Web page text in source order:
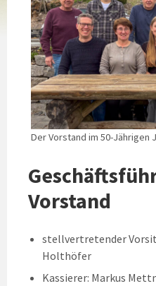
Der Vorstand im 50-Jährigen
Vorstand
stellvertretender
Holthöfer
Kassierer: Markus